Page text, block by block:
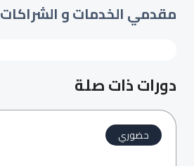
مقدمي الخدمات و الشراكات
دورات ذات صلة
حضوري